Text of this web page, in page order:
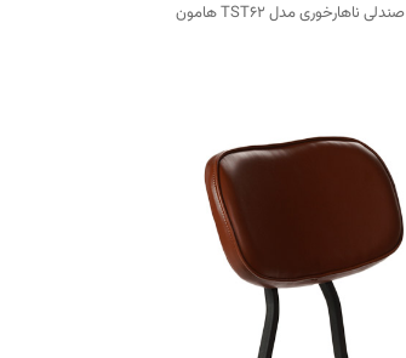
صندلی ناهارخوری مدل TST62 هامون